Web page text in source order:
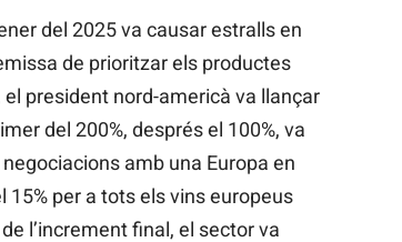
del 2025 va causar estralls en
de prioritzar els productes
president nord-americà va llançar
del 200%, després el 100%, va
amb una Europa en
per a tots els vins europeus
l’increment final, el sector va